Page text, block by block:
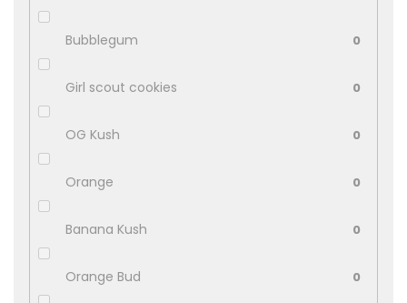
Bubblegum 0
Girl scout cookies 0
OG Kush 0
Orange 0
Banana Kush 0
Orange Bud 0